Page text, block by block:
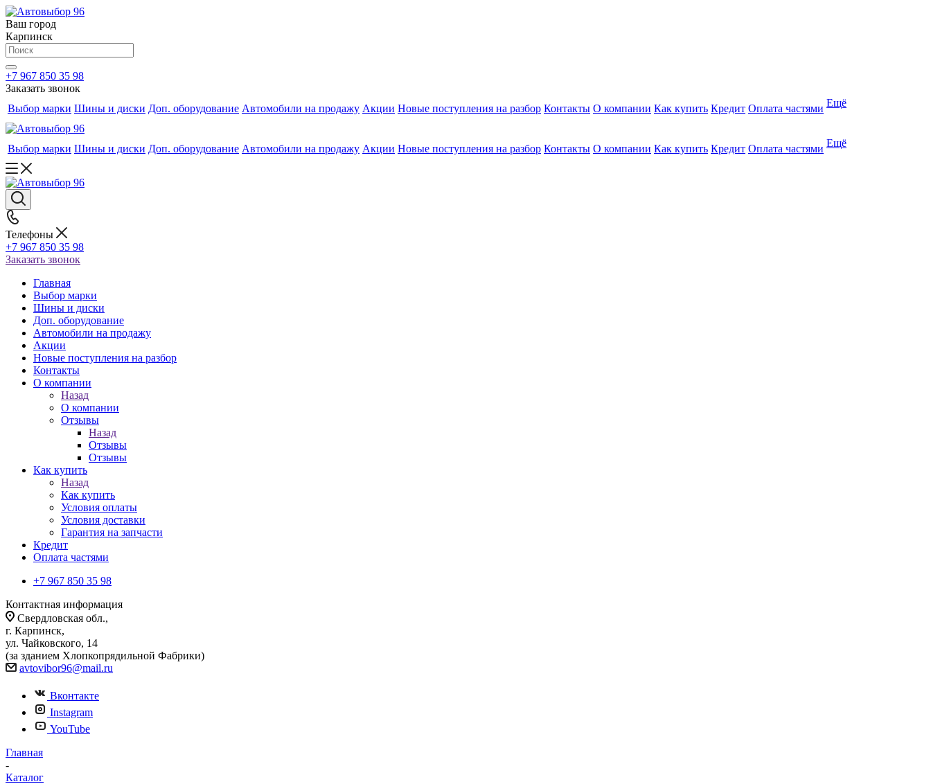
Ваш город
Карпинск
+7 967 850 35 98
Заказать звонок
Выбор марки Шины и диски Доп. оборудование Автомобили на продажу Акции Новые поступления на разбор Контакты О компании Как купить Кредит Оплата частями Ещё
Выбор марки Шины и диски Доп. оборудование Автомобили на продажу Акции Новые поступления на разбор Контакты О компании Как купить Кредит Оплата частями Ещё
Телефоны
+7 967 850 35 98
Заказать звонок
Главная
Выбор марки
Шины и диски
Доп. оборудование
Автомобили на продажу
Акции
Новые поступления на разбор
Контакты
О компании
Назад
О компании
Отзывы
Назад
Отзывы
Отзывы
Как купить
Назад
Как купить
Условия оплаты
Условия доставки
Гарантия на запчасти
Кредит
Оплата частями
+7 967 850 35 98
Контактная информация
Свердловская обл.,
г. Карпинск,
ул. Чайковского, 14
(за зданием Хлопкопрядильной Фабрики)
avtovibor96@mail.ru
Вконтакте
Instagram
YouTube
Главная
-
Каталог